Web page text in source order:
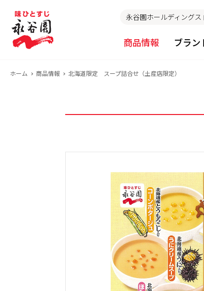
永谷園ホールディングス
商品情報 ブラン
ホーム 商品情報 北海道限定 スープ詰合せ（土産店限定）